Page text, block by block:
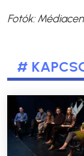
Fotók:
#